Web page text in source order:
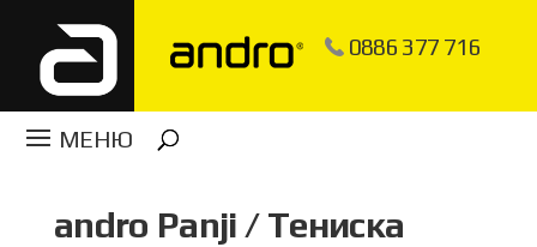
0886 377 716
andro Panji / Тениска